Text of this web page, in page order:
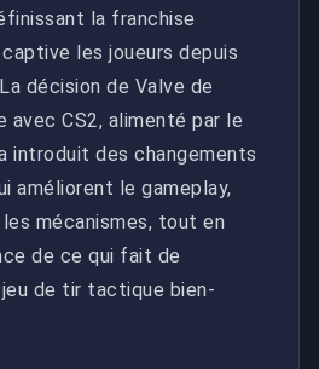
la franchise
les joueurs depuis
décision de Valve de
avec CS2, alimenté par le
introduit des changements
améliorent le gameplay,
mécanismes, tout en
de ce qui fait de
de tir tactique bien-